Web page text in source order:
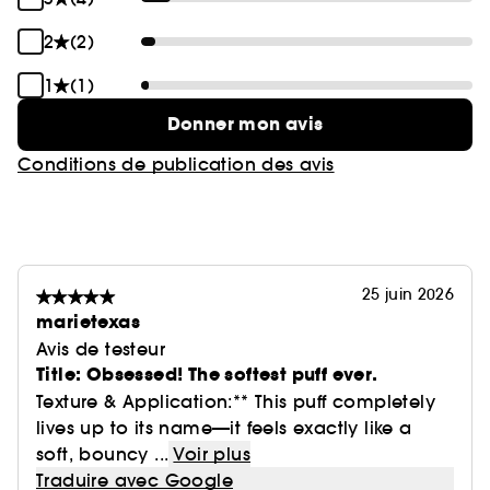
2
(2)
1
(1)
Donner mon avis
Conditions de publication des avis
25 juin 2026
marietexas
Avis de testeur
Title: Obsessed! The softest puff ever.
Texture & Application:** This puff completely
lives up to its name—it feels exactly like a
soft, bouncy ... Voir plus
Traduire avec Google